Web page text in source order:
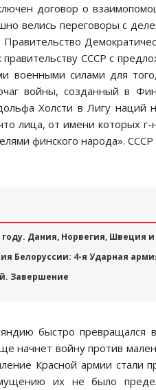
договор о
велись переговоры с
правительству СССР с
военными силами для
войны, созданный в
Холсти в Лигу наций
лица, от имени которых
финского народа».
году. Дания, Норвегия, Швеция
Белоруссии: 4-я Ударная
Завершение
быстро превращался
начнет войну против
Красной армии
их не было